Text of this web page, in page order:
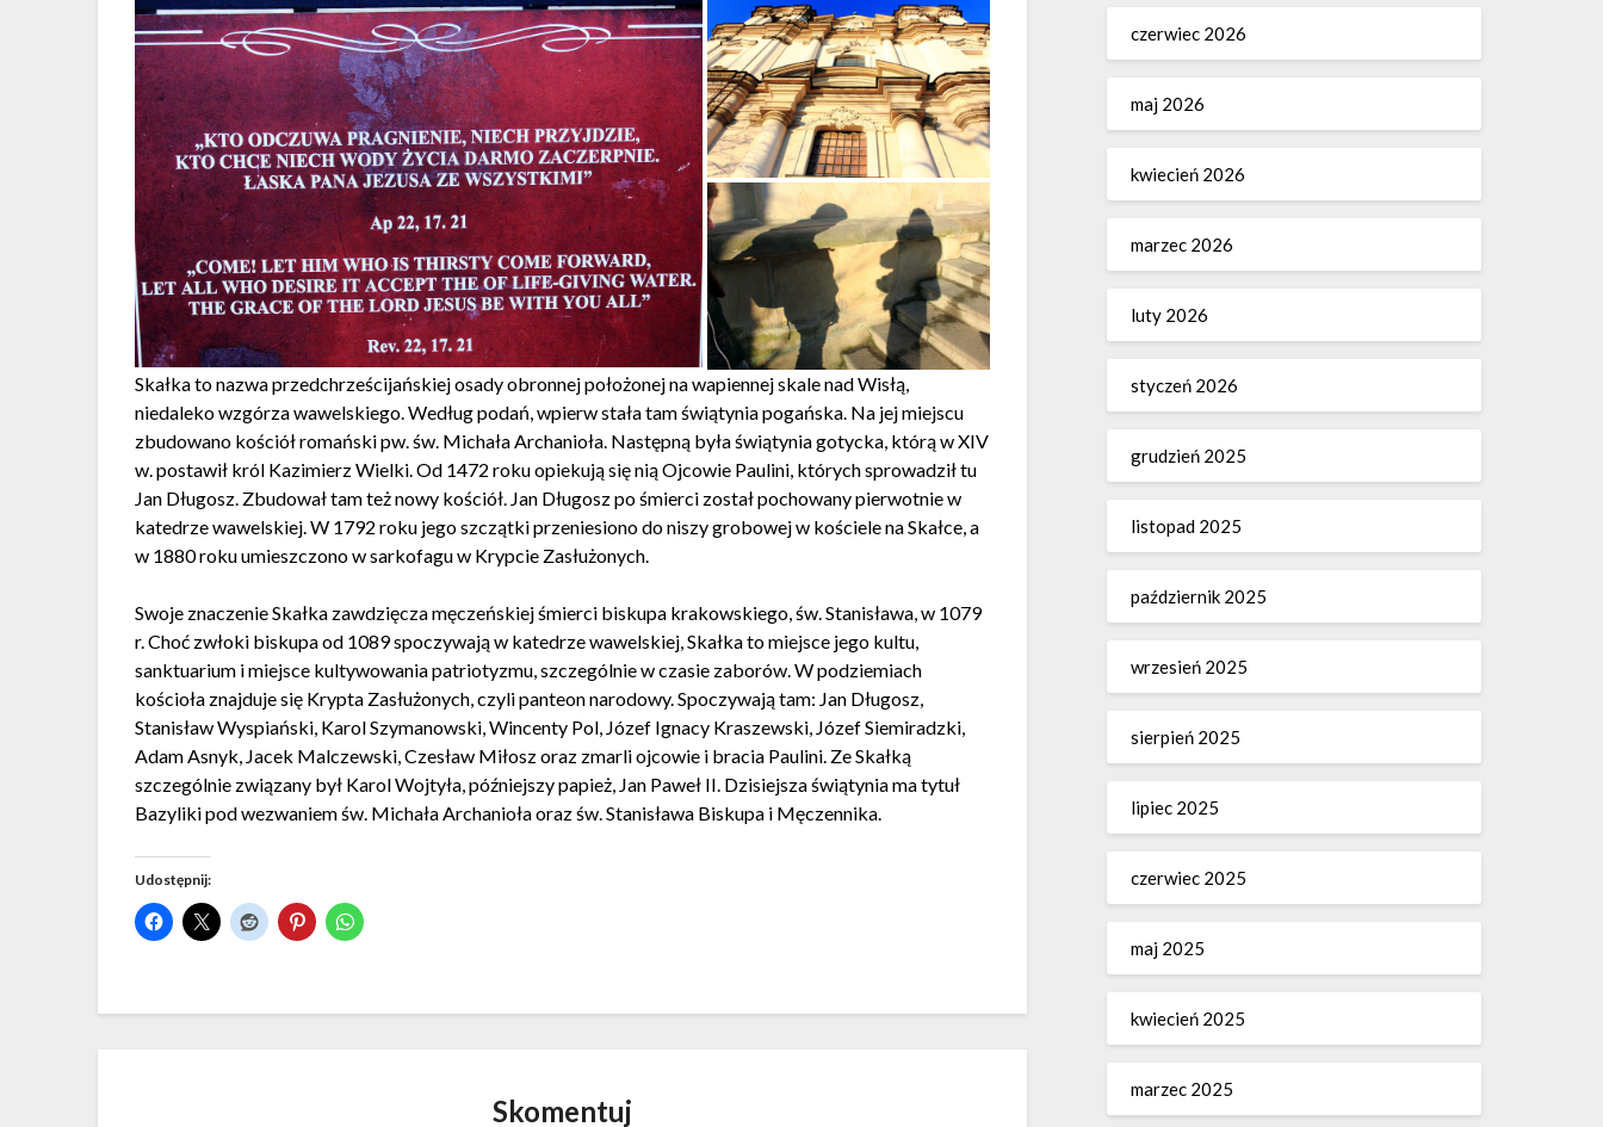
Skałka to nazwa przedchrześcijańskiej osady obronnej położonej na wapiennej skale nad Wisłą,
niedaleko wzgórza wawelskiego. Według podań, wpierw stała tam świątynia pogańska. Na jej miejscu
zbudowano kościół romański pw. św. Michała Archanioła. Następną była świątynia gotycka, którą w XIV
w. postawił król Kazimierz Wielki. Od 1472 roku opiekują się nią Ojcowie Paulini, których sprowadził tu
Jan Długosz. Zbudował tam też nowy kościół. Jan Długosz po śmierci został pochowany pierwotnie w
katedrze wawelskiej. W 1792 roku jego szczątki przeniesiono do niszy grobowej w kościele na Skałce, a
w 1880 roku umieszczono w sarkofagu w Krypcie Zasłużonych.
Swoje znaczenie Skałka zawdzięcza męczeńskiej śmierci biskupa krakowskiego, św. Stanisława, w 1079
r. Choć zwłoki biskupa od 1089 spoczywają w katedrze wawelskiej, Skałka to miejsce jego kultu,
sanktuarium i miejsce kultywowania patriotyzmu, szczególnie w czasie zaborów. W podziemiach
kościoła znajduje się Krypta Zasłużonych, czyli panteon narodowy. Spoczywają tam: Jan Długosz,
Stanisław Wyspiański, Karol Szymanowski, Wincenty Pol, Józef Ignacy Kraszewski, Józef Siemiradzki,
Adam Asnyk, Jacek Malczewski, Czesław Miłosz oraz zmarli ojcowie i bracia Paulini. Ze Skałką
szczególnie związany był Karol Wojtyła, późniejszy papież, Jan Paweł II. Dzisiejsza świątynia ma tytuł
Bazyliki pod wezwaniem św. Michała Archanioła oraz św. Stanisława Biskupa i Męczennika.
Udostępnij:
Skomentuj
czerwiec 2026
maj 2026
kwiecień 2026
marzec 2026
luty 2026
styczeń 2026
grudzień 2025
listopad 2025
październik 2025
wrzesień 2025
sierpień 2025
lipiec 2025
czerwiec 2025
maj 2025
kwiecień 2025
marzec 2025